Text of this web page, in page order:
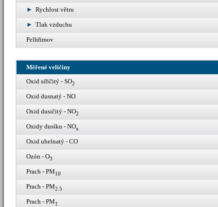
Rychlost větru
Tlak vzduchu
Pelhřimov
Měřené veličiny
Oxid siřičitý - SO2
Oxid dusnatý - NO
Oxid dusičitý - NO2
Oxidy dusíku - NOx
Oxid uhelnatý - CO
Ozón - O3
Prach - PM10
Prach - PM2.5
Prach - PM1